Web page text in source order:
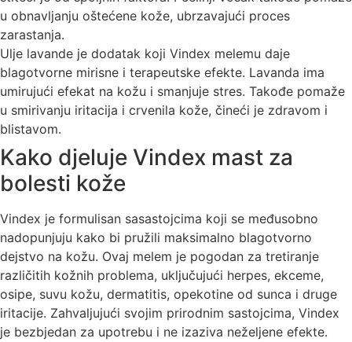
u obnavljanju oštećene kože, ubrzavajući proces
zarastanja.
Ulje lavande je dodatak koji Vindex melemu daje
blagotvorne mirisne i terapeutske efekte. Lavanda ima
umirujući efekat na kožu i smanjuje stres. Takođe pomaže
u smirivanju iritacija i crvenila kože, čineći je zdravom i
blistavom.
Kako djeluje Vindex mast za
bolesti kože
Vindex je formulisan sasastojcima koji se međusobno
nadopunjuju kako bi pružili maksimalno blagotvorno
dejstvo na kožu. Ovaj melem je pogodan za tretiranje
različitih kožnih problema, uključujući herpes, ekceme,
osipe, suvu kožu, dermatitis, opekotine od sunca i druge
iritacije. Zahvaljujući svojim prirodnim sastojcima, Vindex
je bezbjedan za upotrebu i ne izaziva neželjene efekte.